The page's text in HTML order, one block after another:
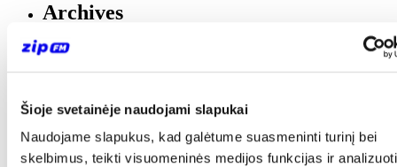
Šioje svetainėje naudojami slapukai
Naudojame slapukus, kad galėtume suasmeninti turinį bei
skelbimus, teikti visuomeninės medijos funkcijas ir analizuoti
Archives
No archives to show.